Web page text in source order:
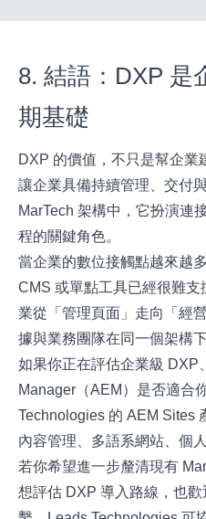
8. 結語：DXP 是
期基礎
DXP 的價值，不只是幫企業
讓企業具備持續管理、交付
MarTech 架構中，它扮演連
程的關鍵角色。
當企業的數位接觸點越來越
CMS 或單點工具已經很難
業從「管理頁面」走向「經
據與業務團隊在同一個架構下
如果你正在評估企業級 DXP
Manager（AEM）是否適合
Technologies 的AEM Sites
內容管理、多語系網站、個
若你希望進一步釐清現有
想評估 DXP 導入路線，也